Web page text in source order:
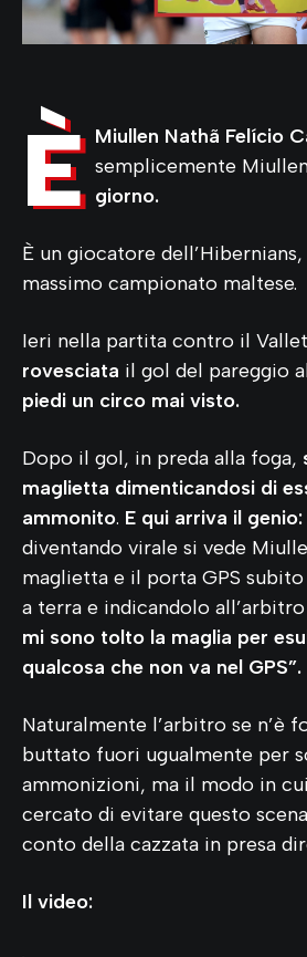
È Miullen Nathã Felício
semplicemente
giorno.
È un giocatore dell’Hibernians,
massimo campionato maltese.
Ieri nella partita contro il
rovesciata il gol del pareggio
piedi un circo mai visto.
Dopo il gol, in preda alla foga,
maglietta dimenticandosi di
ammonito. E qui arriva il genio:
diventando virale si vede
maglietta e il porta GPS
a terra e indicandolo
mi sono tolto la maglia per
qualcosa che non va nel GPS”.
Naturalmente l’arbitro se n’è
buttato fuori ugualmente per
ammonizioni, ma il modo in
cercato di evitare questo
conto della cazzata in presa
Il video: